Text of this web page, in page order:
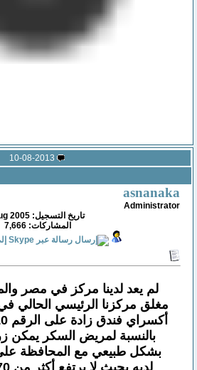
10-08-2013
asnanaka
Administrator
تاريخ التسجيل: Aug 2005
المشاركات: 7,666
لم يعد لدينا مركز في مصر
مغلق مركزنا الرئيسي الحالي
أكسراي فندق زادة على الرقم 00905355709310
بالنسبة لمريض السكر يمكن
بشكل طبيعي مع المحافظة